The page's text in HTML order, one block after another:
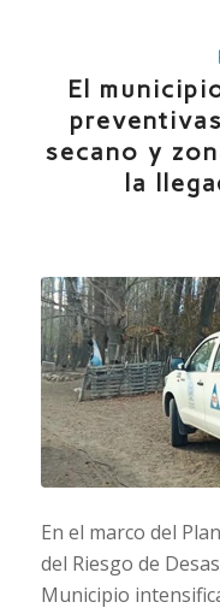
El
secano y
la
En el marco del
del Riesgo de
Municipio